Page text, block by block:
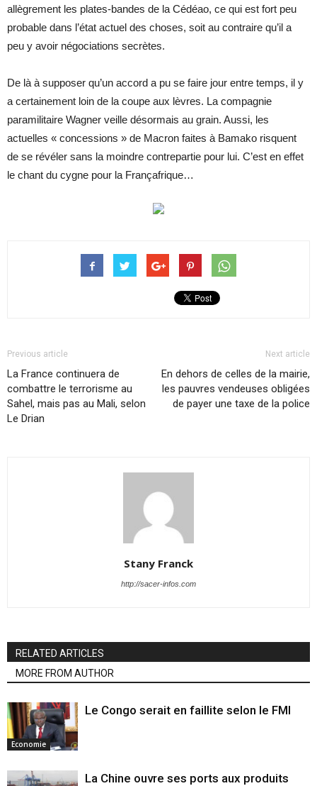
allègrement les plates-bandes de la Cédéao, ce qui est fort peu
probable dans l’état actuel des choses, soit au contraire qu’il a
peu y avoir négociations secrètes.
De là à supposer qu’un accord a pu se faire jour entre temps, il y
a certainement loin de la coupe aux lèvres. La compagnie
paramilitaire Wagner veille désormais au grain. Aussi, les
actuelles « concessions » de Macron faites à Bamako risquent
de se révéler sans la moindre contrepartie pour lui. C’est en effet
le chant du cygne pour la Françafrique…
Previous article
La France continuera de
combattre le terrorisme au
Sahel, mais pas au Mali, selon
Le Drian
Next article
En dehors de celles de la mairie,
les pauvres vendeuses obligées
de payer une taxe de la police
Stany Franck
http://sacer-infos.com
RELATED ARTICLES
MORE FROM AUTHOR
Economie
Le Congo serait en faillite selon le FMI
La Chine ouvre ses ports aux produits